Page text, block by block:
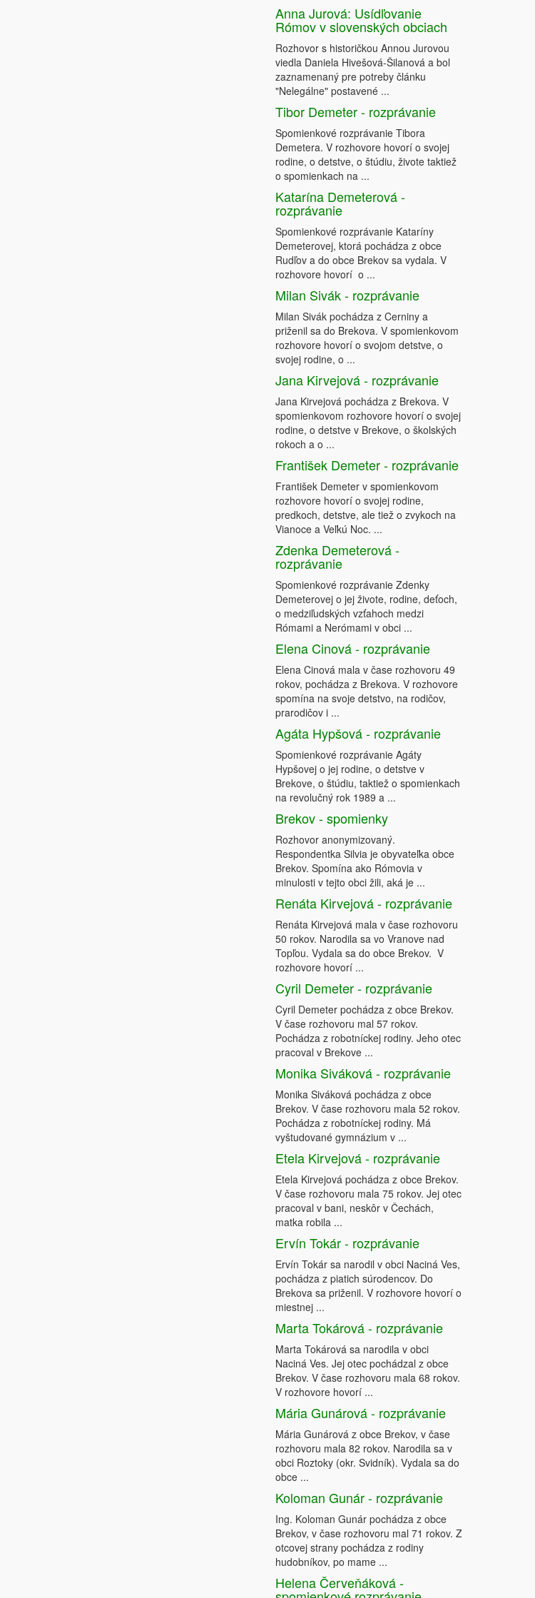
Anna Jurová: Usídľovanie
Rómov v slovenských obciach
Rozhovor s historičkou Annou Jurovou
viedla Daniela Hivešová-Šilanová a bol
zaznamenaný pre potreby článku
"Nelegálne" postavené ...
Tibor Demeter - rozprávanie
Spomienkové rozprávanie Tibora
Demetera. V rozhovore hovorí o svojej
rodine, o detstve, o štúdiu, živote taktiež
o spomienkach na ...
Katarína Demeterová -
rozprávanie
Spomienkové rozprávanie Kataríny
Demeterovej, ktorá pochádza z obce
Rudľov a do obce Brekov sa vydala. V
rozhovore hovorí o ...
Milan Sivák - rozprávanie
Milan Sivák pochádza z Cerniny a
priženil sa do Brekova. V spomienkovom
rozhovore hovorí o svojom detstve, o
svojej rodine, o ...
Jana Kirvejová - rozprávanie
Jana Kirvejová pochádza z Brekova. V
spomienkovom rozhovore hovorí o svojej
rodine, o detstve v Brekove, o školských
rokoch a o ...
František Demeter - rozprávanie
František Demeter v spomienkovom
rozhovore hovorí o svojej rodine,
predkoch, detstve, ale tiež o zvykoch na
Vianoce a Veľkú Noc. ...
Zdenka Demeterová -
rozprávanie
Spomienkové rozprávanie Zdenky
Demeterovej o jej živote, rodine, deťoch,
o medziľudských vzťahoch medzi
Rómami a Nerómami v obci ...
Elena Cinová - rozprávanie
Elena Cinová mala v čase rozhovoru 49
rokov, pochádza z Brekova. V rozhovore
spomína na svoje detstvo, na rodičov,
prarodičov i ...
Agáta Hypšová - rozprávanie
Spomienkové rozprávanie Agáty
Hypšovej o jej rodine, o detstve v
Brekove, o štúdiu, taktiež o spomienkach
na revolučný rok 1989 a ...
Brekov - spomienky
Rozhovor anonymizovaný.
Respondentka Silvia je obyvateľka obce
Brekov. Spomína ako Rómovia v
minulosti v tejto obci žili, aká je ...
Renáta Kirvejová - rozprávanie
Renáta Kirvejová mala v čase rozhovoru
50 rokov. Narodila sa vo Vranove nad
Topľou. Vydala sa do obce Brekov. V
rozhovore hovorí ...
Cyril Demeter - rozprávanie
Cyril Demeter pochádza z obce Brekov.
V čase rozhovoru mal 57 rokov.
Pochádza z robotníckej rodiny. Jeho otec
pracoval v Brekove ...
Monika Siváková - rozprávanie
Monika Siváková pochádza z obce
Brekov. V čase rozhovoru mala 52 rokov.
Pochádza z robotníckej rodiny. Má
vyštudované gymnázium v ...
Etela Kirvejová - rozprávanie
Etela Kirvejová pochádza z obce Brekov.
V čase rozhovoru mala 75 rokov. Jej otec
pracoval v bani, neskôr v Čechách,
matka robila ...
Ervín Tokár - rozprávanie
Ervín Tokár sa narodil v obci Naciná Ves,
pochádza z piatich súrodencov. Do
Brekova sa priženil. V rozhovore hovorí o
miestnej ...
Marta Tokárová - rozprávanie
Marta Tokárová sa narodila v obci
Naciná Ves. Jej otec pochádzal z obce
Brekov. V čase rozhovoru mala 68 rokov.
V rozhovore hovorí ...
Mária Gunárová - rozprávanie
Mária Gunárová z obce Brekov, v čase
rozhovoru mala 82 rokov. Narodila sa v
obci Roztoky (okr. Svidník). Vydala sa do
obce ...
Koloman Gunár - rozprávanie
Ing. Koloman Gunár pochádza z obce
Brekov, v čase rozhovoru mal 71 rokov. Z
otcovej strany pochádza z rodiny
hudobníkov, po mame ...
Helena Červeňáková -